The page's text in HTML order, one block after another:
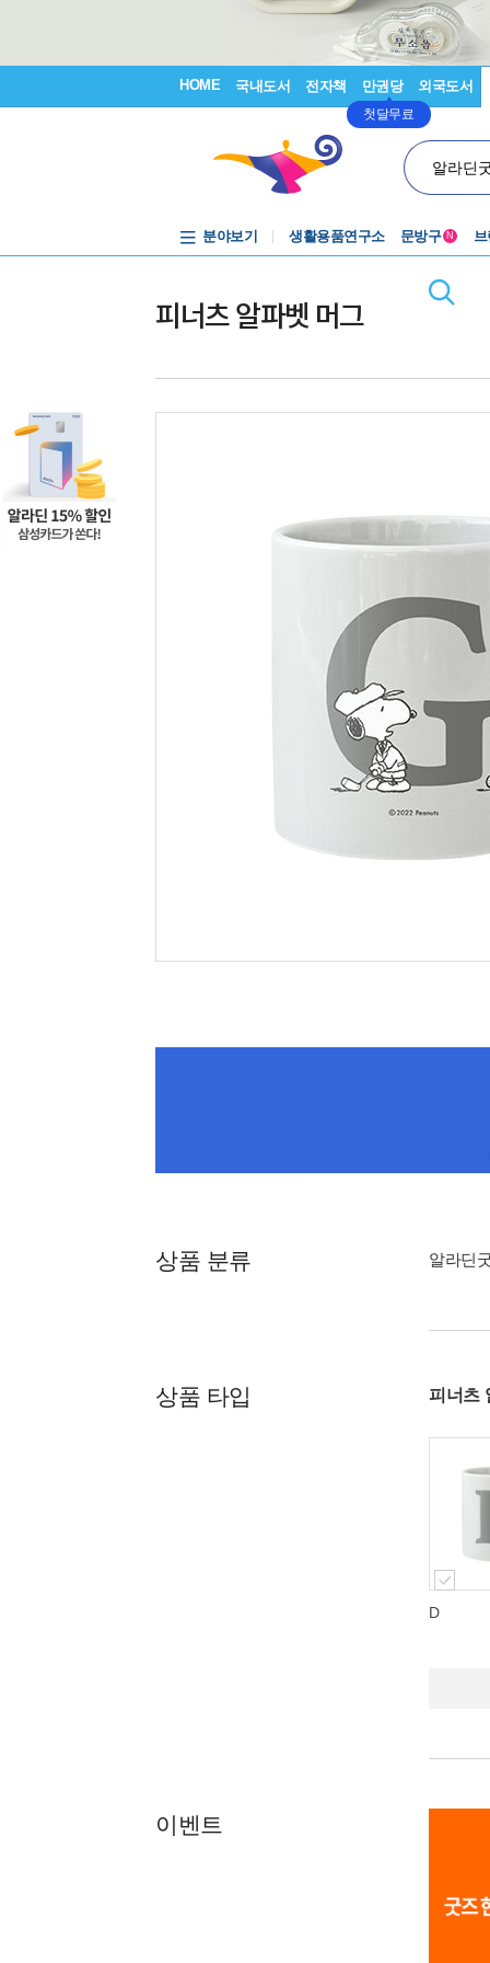
HOME 국내도서 전자책 만권당
첫달무료
외국도서
알라딘
분야보기 생활용품연구소 문방구 N
피너츠 알파벳 머그
상품 분류 알라딘
상품 타입 피너츠
D
이벤트